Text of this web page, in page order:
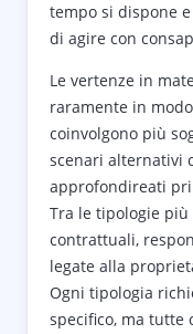
tempo si dispone
di agire con
Le vertenze in
raramente in
coinvolgono più
scenari alternativi
approfondireati
Tra le tipologie
contrattuali,
legate alla
Ogni tipologia
specifico, ma tutte